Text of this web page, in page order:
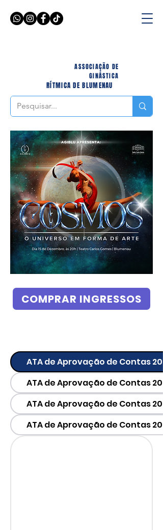
ASSOCIAÇÃO DE
GINÁSTICA
RÍTMICA DE BLUMENAU
COMPRAR INGRESSOS
ATA de Aprovação de Contas
ATA de Aprovação de Contas
ATA de Aprovação de Contas
ATA de Aprovação de Contas